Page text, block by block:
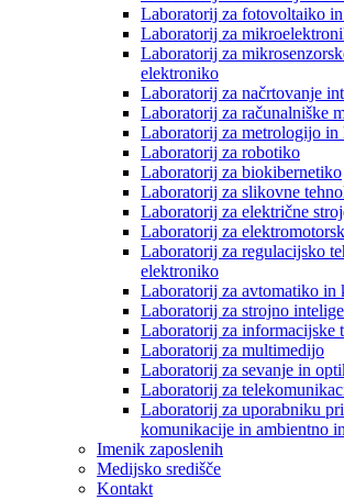
Laboratorij za fotovoltaiko
Laboratorij za
Laboratorij za
elektroniko
Laboratorij za načrtovanje
Laboratorij za računalniške
Laboratorij za metrologijo in
Laboratorij za robotiko
Laboratorij za biokibernetiko
Laboratorij za slikovne
Laboratorij za električne
Laboratorij za
Laboratorij za regulacijsko
elektroniko
Laboratorij za avtomatiko in
Laboratorij za strojno
Laboratorij za informacijske
Laboratorij za multimedijo
Laboratorij za sevanje in
Laboratorij za
Laboratorij za uporabniku
komunikacije in ambientno
Imenik zaposlenih
Medijsko središče
Kontakt